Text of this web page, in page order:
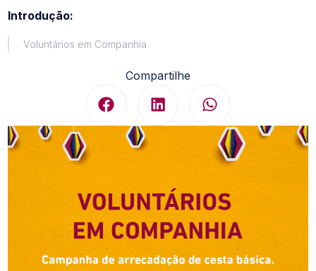
Introdução:
Voluntários em Companhia
Compartilhe